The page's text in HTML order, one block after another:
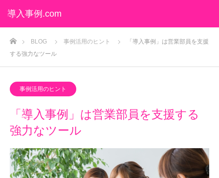
導入事例.com
ホームBLOG 事例活用のヒント
「導入事例」は営業部員を支援
する強力なツール
事例活用のヒント
「導入事例」は営業部員を支援する
強力なツール